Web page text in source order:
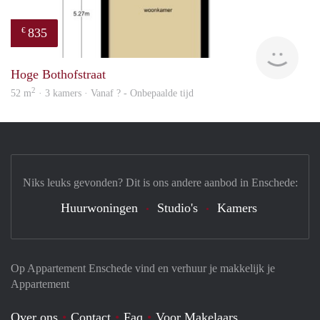
€ 835
Hoge Bothofstraat
52 m2 · 3 kamers · Vanaf ? - Onbepaalde tijd
Op Appartement Enschede vind en verhuur je makkelijk je
Appartement
Over ons Contact Faq Voor Makelaars
Niks leuks gevonden? Dit is ons andere aanbod in Enschede:
Huurwoningen Studio's Kamers